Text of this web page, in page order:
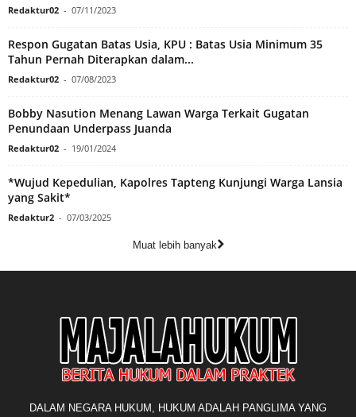
Redaktur02 - 07/11/2023
Respon Gugatan Batas Usia, KPU : Batas Usia Minimum 35
Tahun Pernah Diterapkan dalam...
Redaktur02 - 07/08/2023
Bobby Nasution Menang Lawan Warga Terkait Gugatan
Penundaan Underpass Juanda
Redaktur02 - 19/01/2024
*Wujud Kepedulian, Kapolres Tapteng Kunjungi Warga Lansia
yang Sakit*
Redaktur2 - 07/03/2025
Muat lebih banyak
DALAM NEGARA HUKUM, HUKUM ADALAH PANGLIMA YANG